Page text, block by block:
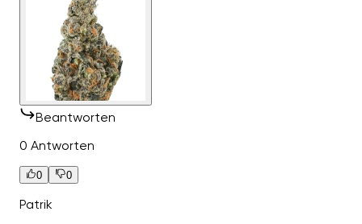
Beantworten
0 Antworten
0 0
Patrik